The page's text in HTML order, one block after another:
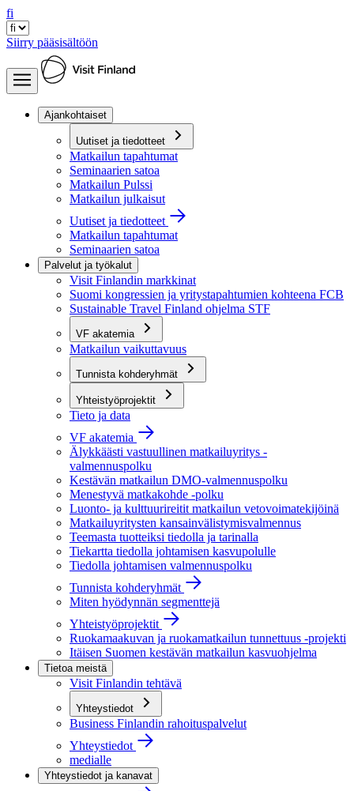
fi
Siirry pääsisältöön
Ajankohtaiset
Uutiset ja tiedotteet
Matkailun tapahtumat
Seminaarien satoa
Matkailun Pulssi
Matkailun julkaisut
Uutiset ja tiedotteet
Matkailun tapahtumat
Seminaarien satoa
Palvelut ja työkalut
Visit Finlandin markkinat
Suomi kongressien ja yritystapahtumien kohteena FCB
Sustainable Travel Finland ohjelma STF
VF akatemia
Matkailun vaikuttavuus
Tunnista kohderyhmät
Yhteistyöprojektit
Tieto ja data
VF akatemia
Älykkäästi vastuullinen matkailuyritys -
valmennuspolku
Kestävän matkailun DMO-valmennuspolku
Menestyvä matkakohde -polku
Luonto- ja kulttuurireitit matkailun vetovoimatekijöinä
Matkailuyritysten kansainvälistymisvalmennus
Teemasta tuotteiksi tiedolla ja tarinalla
Tiekartta tiedolla johtamisen kasvupolulle
Tiedolla johtamisen valmennuspolku
Tunnista kohderyhmät
Miten hyödynnän segmenttejä
Yhteistyöprojektit
Ruokamaakuvan ja ruokamatkailun tunnettuus -projekti
Itäisen Suomen kestävän matkailun kasvuohjelma
Tietoa meistä
Visit Finlandin tehtävä
Yhteystiedot
Business Finlandin rahoituspalvelut
Yhteystiedot
medialle
Yhteystiedot ja kanavat